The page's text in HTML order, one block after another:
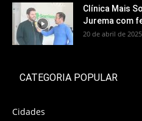
Clínica Mais
Jurema com
20 de abril de 2025
CATEGORIA POPULAR
Cidades